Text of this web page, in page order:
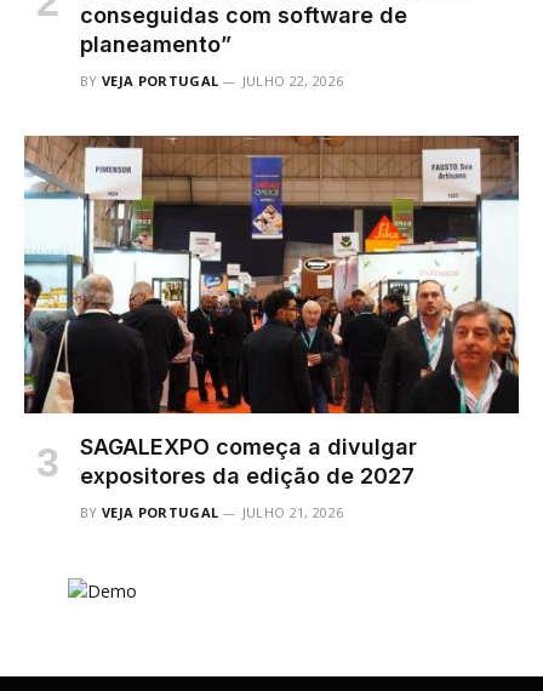
conseguidas com software de
planeamento”
BY VEJA PORTUGAL JULHO 22, 2026
SAGALEXPO começa a divulgar
expositores da edição de 2027
BY VEJA PORTUGAL JULHO 21, 2026